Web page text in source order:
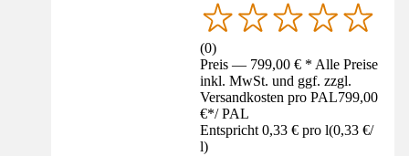
(0)
Preis — 799,00 € * Alle Preise
inkl. MwSt. und ggf. zzgl.
Versandkosten pro PAL799,00
€*/ PAL
Entspricht 0,33 € pro l(0,33 €/
l)